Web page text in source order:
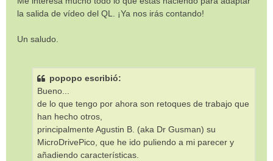
la salida de vídeo del QL. ¡Ya nos irás contando!
Un saludo.
popopo escribió:
Bueno...
de lo que tengo por ahora son retoques de trabajo que
han hecho otros,
principalmente Agustin B. (aka Dr Gusman) su
MicroDrivePico, que he ido puliendo a mi parecer y
añadiendo características.